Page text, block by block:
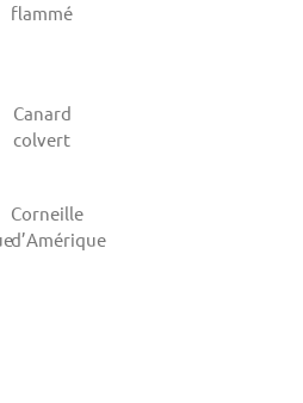
flammé
Canard
colvert
Corneille
d’Amérique